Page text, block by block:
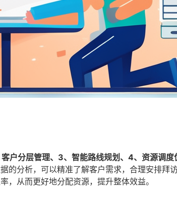
户分层管理、3、智能路线规划、4、资源调度
的分析，可以精准了解客户需求，合理安排拜
，从而更好地分配资源，提升整体效益。